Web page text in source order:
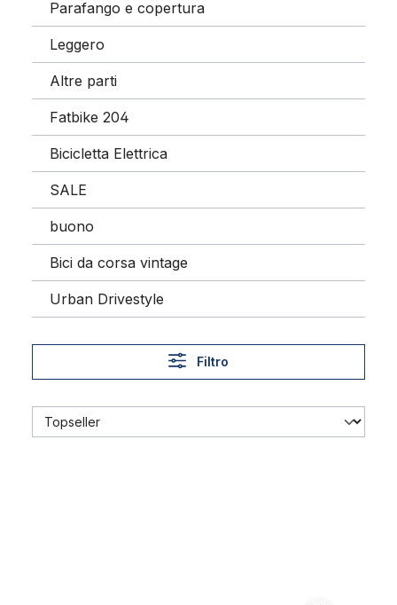
Parafango e copertura
Leggero
Altre parti
Fatbike 204
Bicicletta Elettrica
SALE
buono
Bici da corsa vintage
Urban Drivestyle
Filtro